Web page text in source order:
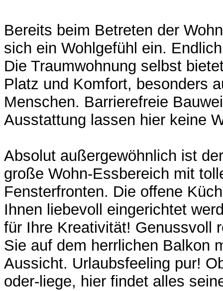
Bereits beim Betreten der
sich ein Wohlgefühl ein.
Die Traumwohnung selbst
Platz und Komfort, besonders
Menschen. Barrierefreie
Ausstattung lassen hier keine
Absolut außergewöhnlich ist
große Wohn-Essbereich mit
Fensterfronten. Die offene
Ihnen liebevoll eingerichtet
für Ihre Kreativität! Genussvoll
Sie auf dem herrlichen Balkon
Aussicht. Urlaubsfeeling pur!
oder-liege, hier findet alles